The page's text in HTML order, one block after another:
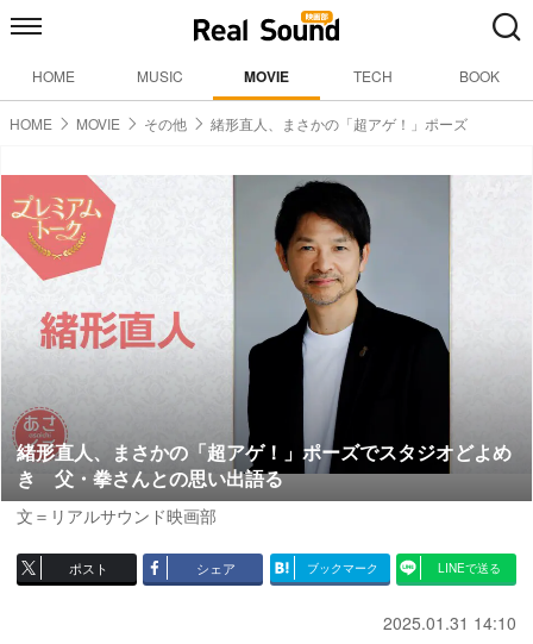
HOME MUSIC MOVIE TECH BOOK
HOME MOVIE その他 緒形直人、まさかの「超アゲ！」ポーズ
緒形直人、まさかの「超アゲ！」ポーズでスタジオどよめ
き 父・拳さんとの思い出語る
文＝リアルサウンド映画部
ポスト シェア ブックマーク LINEで送る
2025.01.31 14:10